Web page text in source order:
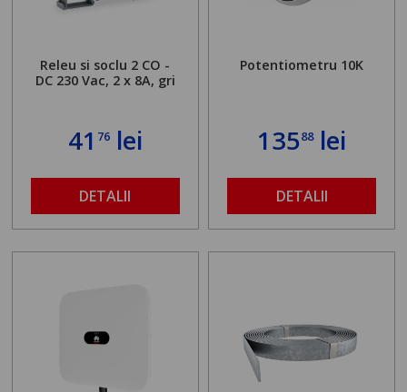
Releu si soclu 2 CO -
DC 230 Vac, 2 x 8A, gri
41 76lei
DETALII
Potentiometru 10K
13588lei
DETALII